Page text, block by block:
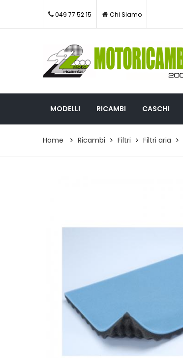
049 77 52 15 Chi Siamo
MODELLI RICAMBI CASCHI
Home Ricambi Filtri Filtri aria